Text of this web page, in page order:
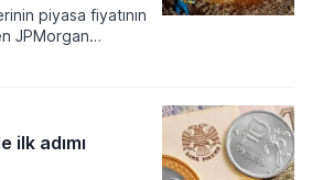
piyasa fiyatının
JPMorgan
kârlılık
ilk adımı